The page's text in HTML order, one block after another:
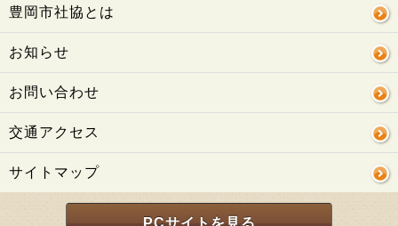
豊岡市社協とは
お知らせ
お問い合わせ
交通アクセス
サイトマップ